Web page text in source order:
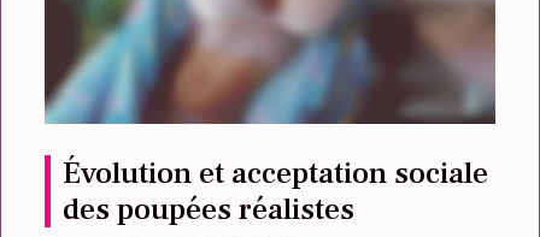
Évolution et acceptation sociale
des poupées réalistes